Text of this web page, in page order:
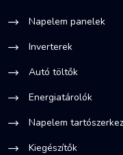
Napelem panelek
Inverterek
Autó töltők
Energiatárolók
Napelem
Kiegészítők